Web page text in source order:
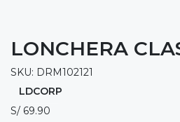
LONCHERA
SKU: DRM102121
LDCORP
S/ 69.90